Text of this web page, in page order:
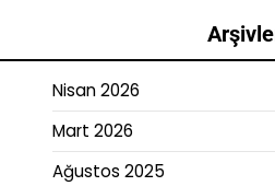
Nisan 2026
Mart 2026
Ağustos 2025